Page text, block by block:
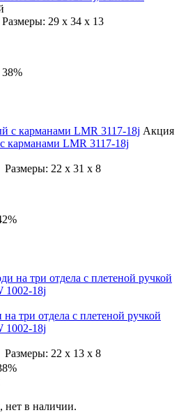
Размеры: 29 x 34 x 13
38%
Акция
карманами LMR 3117-18j
Размеры: 22 x 31 x 8
три отдела с плетеной ручкой
1002-18j
Размеры: 22 x 13 x 8
нет в наличии.